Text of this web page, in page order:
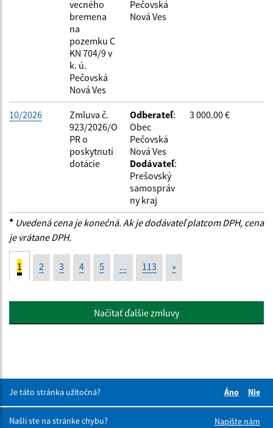
vecného
bremena
na
pozemku C
KN 704/9 v
k. ú.
Pečovská
Nová Ves
Pečovská
Nová Ves
10/2026
Zmluva č.
923/2026/O
PR o
poskytnutí
dotácie
Odberateľ:
Obec
Pečovská
Nová Ves
Dodávateľ:
Prešovský
samospráv
ny kraj
3 000.00 €
* Uvedená cena je konečná. Ak je dodávateľ platcom DPH, cena
je vrátane DPH.
1 2 3 4 5 ... 113 »
Načítať ďalšie zmluvy
Je táto stránka užitočná?
Áno
Nie
Našli ste na stránke chybu?
Napíšte nám